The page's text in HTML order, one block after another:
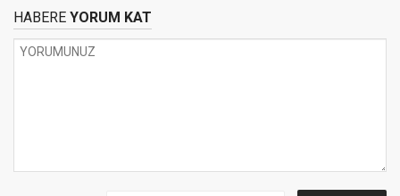
HABERE YORUM KAT